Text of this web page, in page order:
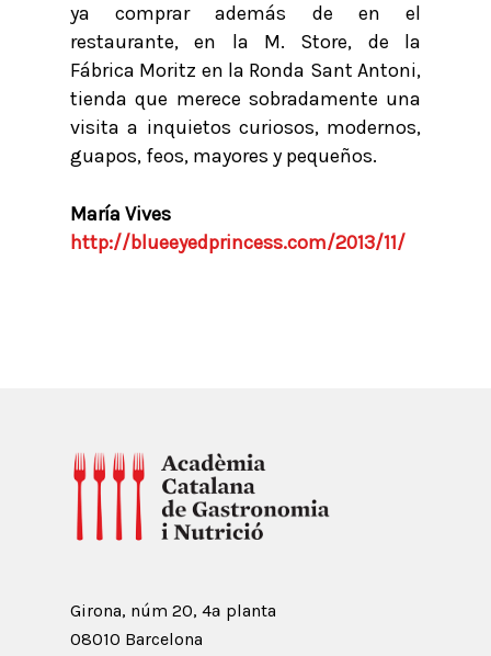
ya comprar además de en el
restaurante, en la M. Store, de la
Fábrica Moritz en la Ronda Sant Antoni,
tienda que merece sobradamente una
visita a inquietos curiosos, modernos,
guapos, feos, mayores y pequeños.
María Vives
http://blueeyedprincess.com/2013/11/
Girona, núm 20, 4ª planta
08010 Barcelona